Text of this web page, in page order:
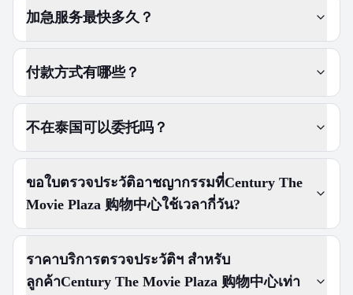
加急服务最快多久？
付款方式有哪些？
不在泰国可以委托吗？
ขอใบตรวจประวัติอาชญากรรมที่Century The
Movie Plaza 购物中心ใช้เวลากี่วัน?
ราคาบริการตรวจประวัติฯ สำหรับ
ลูกค้าCentury The Movie Plaza 购物中心เท่า